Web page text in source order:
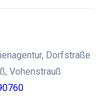
Dorfstraße
Vohenstrauß